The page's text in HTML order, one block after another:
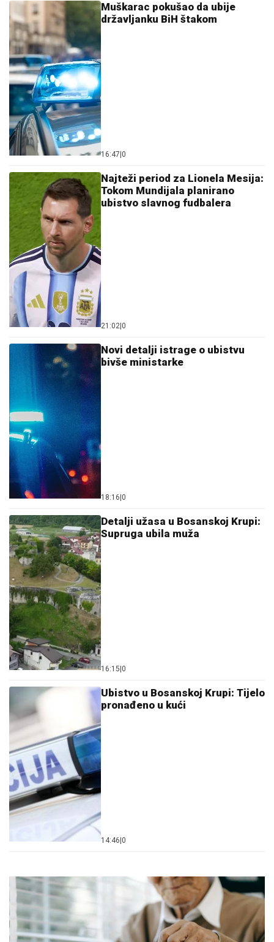
Muškarac pokušao da ubije
državljanku BiH štakom
16:47 0
Najteži period za Lionela Mesija:
Tokom Mundijala planirano
ubistvo slavnog fudbalera
21:02 0
Novi detalji istrage o ubistvu
bivše ministarke
18:16 0
Detalji užasa u Bosanskoj Krupi:
Supruga ubila muža
16:15 0
Ubistvo u Bosanskoj Krupi: Tijelo
pronađeno u kući
14:46 0